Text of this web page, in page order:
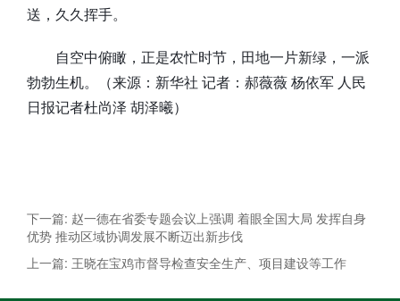
送，久久挥手。
自空中俯瞰，正是农忙时节，田地一片新绿，一派
勃勃生机。（来源：新华社 记者：郝薇薇 杨依军 人民
日报记者杜尚泽 胡泽曦）
下一篇: 赵一德在省委专题会议上强调 着眼全国大局 发挥自身
优势 推动区域协调发展不断迈出新步伐
上一篇: 王晓在宝鸡市督导检查安全生产、项目建设等工作